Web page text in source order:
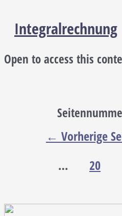
Integralrechnung
Open to access this
← Vorherige
…
20